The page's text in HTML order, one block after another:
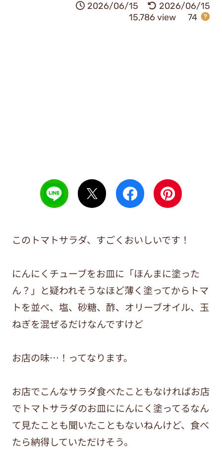
2026/06/15
2026/06/15
15,786 view
74
このトマトサラダ、すごくおいしいです！
にんにくチューブをお皿に「ほんまに塗った
ん？」と疑われそうなほど薄く塗ってからトマ
トを並べ、塩、砂糖、酢、オリーブオイル、玉
ねぎを混ぜるだけなんですけど
お店の味…！ってなります。
お店でこんなサラダ食べたこともなければお店
でトマトサラダのお皿ににんにく塗ってるなん
て見たことも聞いたこともないねんけど、食べ
たら納得していただけそう。